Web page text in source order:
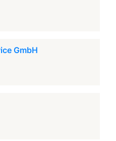
GmbH